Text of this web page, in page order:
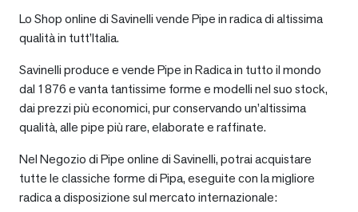
Lo Shop online di Savinelli vende Pipe in radica di altissima
qualità in tutt’Italia.
Savinelli produce e vende Pipe in Radica in tutto il mondo
dal 1876 e vanta tantissime forme e modelli nel suo stock,
dai prezzi più economici, pur conservando un’altissima
qualità, alle pipe più rare, elaborate e raffinate.
Nel Negozio di Pipe online di Savinelli, potrai acquistare
tutte le classiche forme di Pipa, eseguite con la migliore
radica a disposizione sul mercato internazionale: